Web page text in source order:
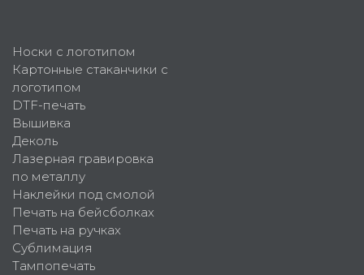
Носки с логотипом
Картонные стаканчики с
логотипом
DTF-печать
Вышивка
Деколь
Лазерная гравировка
по металлу
Наклейки под смолой
Печать на бейсболках
Печать на ручках
Сублимация
Тампопечать